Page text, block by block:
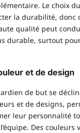
Le choix
la durabilité, donc
qualité peut
durable, surtout
et de design
de but se
et de designs,
leur personnalité
Des couleurs